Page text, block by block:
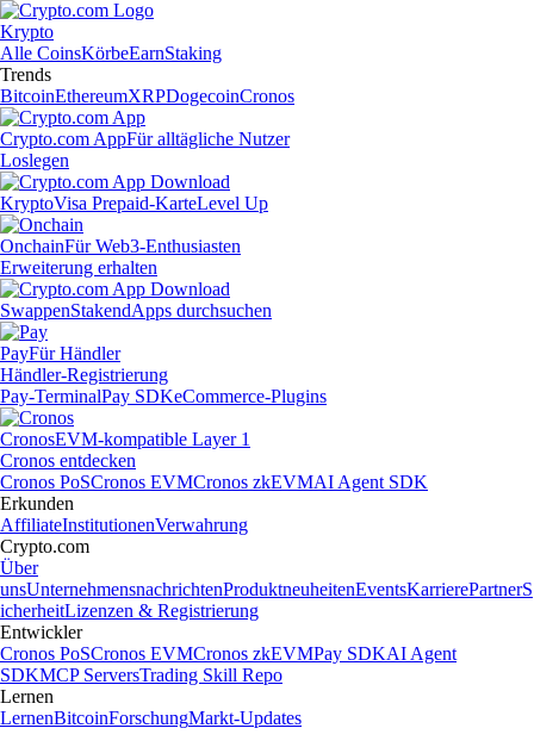
Krypto
Alle CoinsKörbeEarnStaking
Trends
BitcoinEthereumXRPDogecoinCronos
Crypto.com AppFür alltägliche Nutzer
Loslegen
KryptoVisa Prepaid-KarteLevel Up
OnchainFür Web3-Enthusiasten
Erweiterung erhalten
SwappenStakendApps durchsuchen
PayFür Händler
Händler-Registrierung
Pay-TerminalPay SDKeCommerce-Plugins
CronosEVM-kompatible Layer 1
Cronos entdecken
Cronos PoSCronos EVMCronos zkEVMAI Agent SDK
Erkunden
AffiliateInstitutionenVerwahrung
Crypto.com
Über
unsUnternehmensnachrichtenProduktneuheitenEventsKarrierePartnerS
icherheitLizenzen & Registrierung
Entwickler
Cronos PoSCronos EVMCronos zkEVMPay SDKAI Agent
SDKMCP ServersTrading Skill Repo
Lernen
LernenBitcoinForschungMarkt-Updates